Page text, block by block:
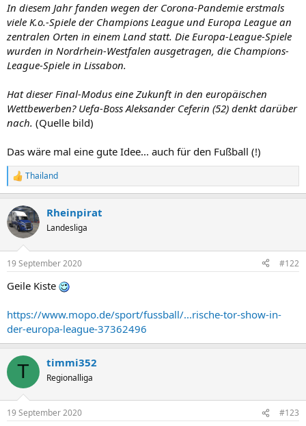
In diesem Jahr fanden wegen der Corona-Pandemie erstmals
viele K.o.-Spiele der Champions League und Europa League an
zentralen Orten in einem Land statt. Die Europa-League-Spiele
wurden in Nordrhein-Westfalen ausgetragen, die Champions-
League-Spiele in Lissabon.
Hat dieser Final-Modus eine Zukunft in den europäischen
Wettbewerben? Uefa-Boss Aleksander Ceferin (52) denkt darüber
nach. (Quelle bild)
Das wäre mal eine gute Idee... auch für den Fußball (!)
R
e
k
t
i
e
:
Thailand
Rheinpirat
Landesliga
19 September 2020 #122
Geile Kiste
https://www.mopo.de/sport/fussball/...rische-tor-show-in-
der-europa-league-37362496
T timmi352
Regionalliga
19 September 2020 #123